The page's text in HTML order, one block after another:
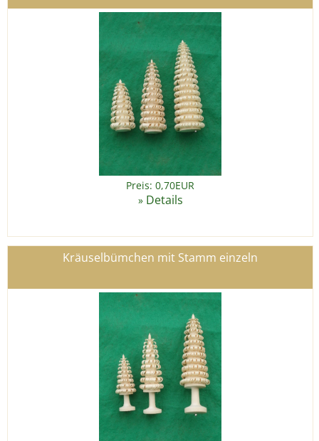
Preis: 0,70EUR
» Details
Kräuselbümchen mit Stamm einzeln